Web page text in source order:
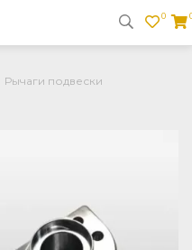
0
Рычаги подвески